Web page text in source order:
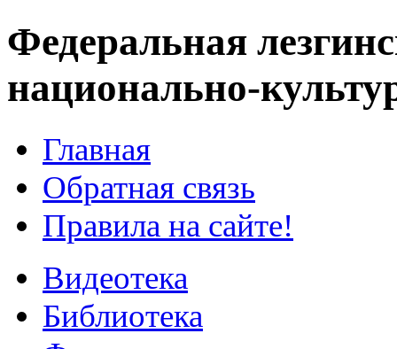
Федеральная
национально-
Главная
Обратная связь
Правила на сайте!
Видеотека
Библиотека